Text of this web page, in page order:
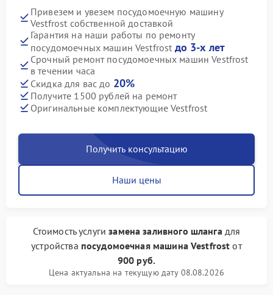
Привезем и увезем посудомоечную машину
Vestfrost собственной доставкой
Гарантия на наши работы по ремонту
посудомоечных машин Vestfrost до 3-х лет
Срочный ремонт посудомоечных машин Vestfrost
в течении часа
Скидка для вас до 20%
Получите 1500 рублей на ремонт
Оригинальные комплектующие Vestfrost
Получить консультацию
Наши цены
Стоимость услугизамена заливного шлангадля
устройства посудомоечная машина Vestfrost от
900 руб.
Цена актуальна на текущую дату 08.08.2026